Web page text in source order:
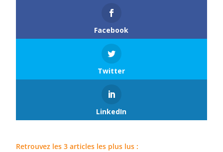
Facebook
Twitter
LinkedIn
Retrouvez les 3 articles les plus lus :